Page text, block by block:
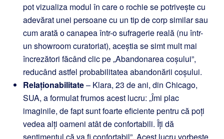
pot vizualiza modul în care o rochie se potrivește cu
adevărat unei persoane cu un tip de corp similar sau
cum arată o canapea într-o sufragerie reală (nu într-
un showroom curatoriat), aceștia se simt mult mai
încrezători făcând clic pe „Abandonarea coșului”,
reducând astfel probabilitatea abandonării coșului.
Relaționabilitate– Klara, 23 de ani, din Chicago,
SUA, a formulat frumos acest lucru: „Îmi plac
imaginile, de fapt sunt foarte eficiente pentru că poți
vedea alți oameni atât de confortabili. Îți dă
sentimentul că va fi confortabil”. Acest lucru vorbește